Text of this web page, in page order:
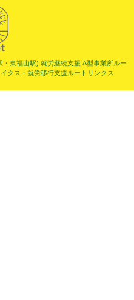
・東福山駅) 就労継続支援 A型事業所ルー
クス・就労移行支援ルートリンクス